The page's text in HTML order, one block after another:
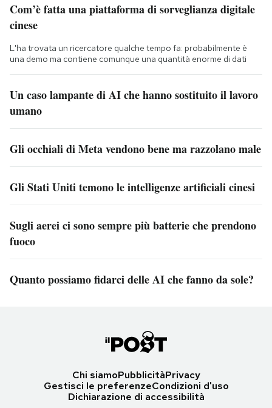
Com’è fatta una piattaforma di sorveglianza digitale
cinese
L'ha trovata un ricercatore qualche tempo fa: probabilmente è
una demo ma contiene comunque una quantità enorme di dati
Un caso lampante di AI che hanno sostituito il lavoro
umano
Gli occhiali di Meta vendono bene ma razzolano male
Gli Stati Uniti temono le intelligenze artificiali cinesi
Sugli aerei ci sono sempre più batterie che prendono
fuoco
Quanto possiamo fidarci delle AI che fanno da sole?
Chi siamoPubblicitàPrivacy
Gestisci le preferenzeCondizioni d'uso
Dichiarazione di accessibilità